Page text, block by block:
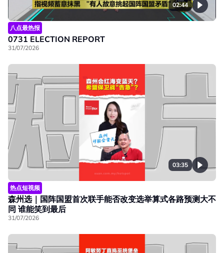
02:44
八点最热报
0731 ELECTION REPORT
31/07/2026
03:35
热点短视频
森州选｜国阵国盟首次联手能否改变选举算式各路预测大不
同 谁能笑到最后
31/07/2026